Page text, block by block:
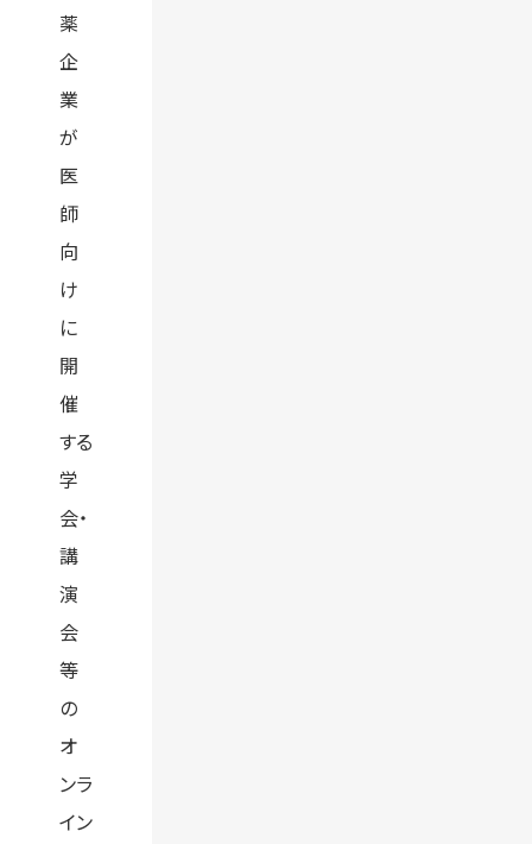
薬
企
業
が
医
師
向
け
に
開
催
する
学
会・
講
演
会
等
の
オ
ンラ
イン